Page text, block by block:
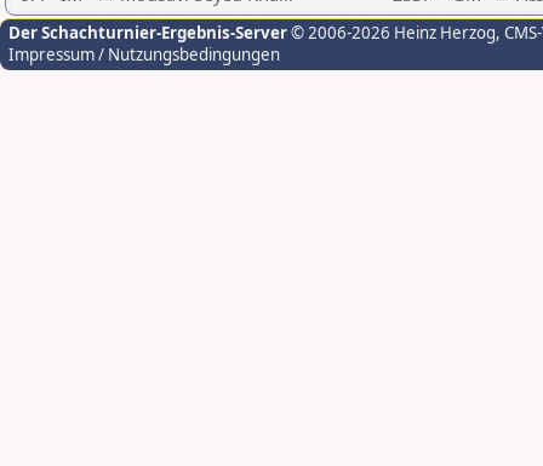
Der Schachturnier-Ergebnis-Server© 2006-2026 Heinz Herzog,
Impressum / Nutzungsbedingungen